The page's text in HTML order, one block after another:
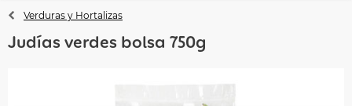
Verduras y Hortalizas
Judías verdes bolsa 750g